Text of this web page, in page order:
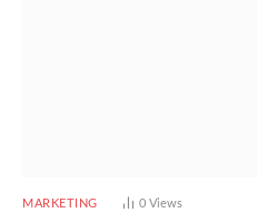
MARKETING 0 Views